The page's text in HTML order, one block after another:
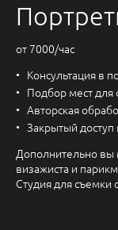
от 7000/час
Консультация в
Подбор мест для
Авторская
Закрытый
Дополнительно вы
визажиста и
Студия для съемки